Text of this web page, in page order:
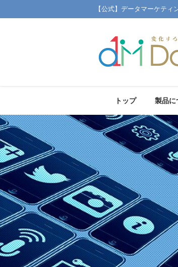
【公式】データマーケテ
トップ 製品に